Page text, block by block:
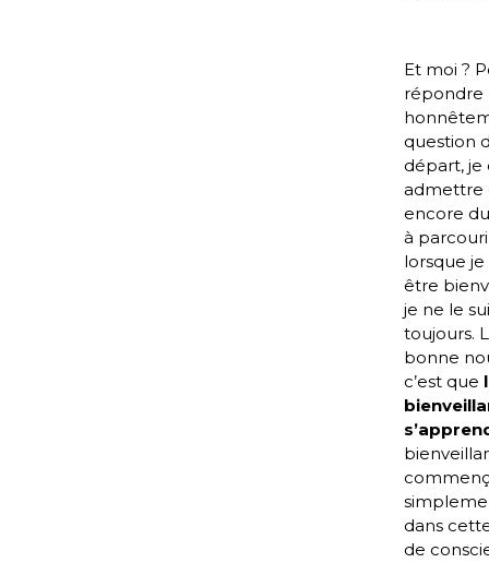
Et moi ?
répondre
question
départ, je
admettre
encore
à
lorsque je
être
je ne le
toujours.
bonne
c’est que
dans
de